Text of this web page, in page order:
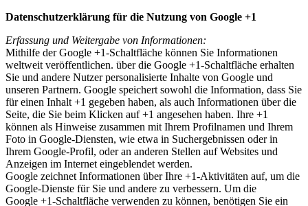
Datenschutzerklärung für die Nutzung von Google +1
Erfassung und Weitergabe von Informationen:
Mithilfe der Google +1-Schaltfläche können Sie Informationen
weltweit veröffentlichen. über die Google +1-Schaltfläche erhalten
Sie und andere Nutzer personalisierte Inhalte von Google und
unseren Partnern. Google speichert sowohl die Information, dass Sie
für einen Inhalt +1 gegeben haben, als auch Informationen über die
Seite, die Sie beim Klicken auf +1 angesehen haben. Ihre +1
können als Hinweise zusammen mit Ihrem Profilnamen und Ihrem
Foto in Google-Diensten, wie etwa in Suchergebnissen oder in
Ihrem Google-Profil, oder an anderen Stellen auf Websites und
Anzeigen im Internet eingeblendet werden.
Google zeichnet Informationen über Ihre +1-Aktivitäten auf, um die
Google-Dienste für Sie und andere zu verbessern. Um die
Google +1-Schaltfläche verwenden zu können, benötigen Sie ein